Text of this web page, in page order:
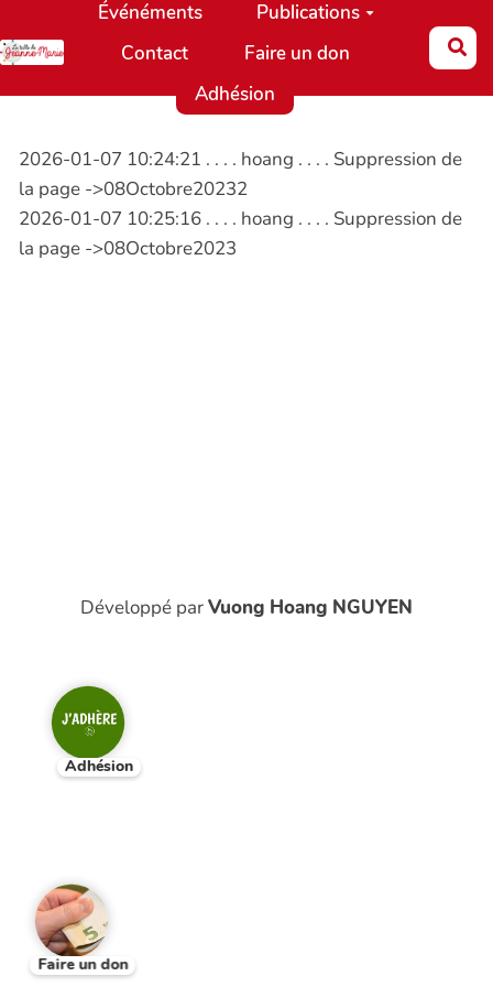
Aller au contenu principal
Événéments
Publications
Contact
Faire un don
Adhésion
2026-01-07 10:24:21 . . . . hoang . . . . Suppression de
la page ->08Octobre20232
2026-01-07 10:25:16 . . . . hoang . . . . Suppression de
la page ->08Octobre2023
Développé parVuong Hoang NGUYEN
Adhésion
Faire un don